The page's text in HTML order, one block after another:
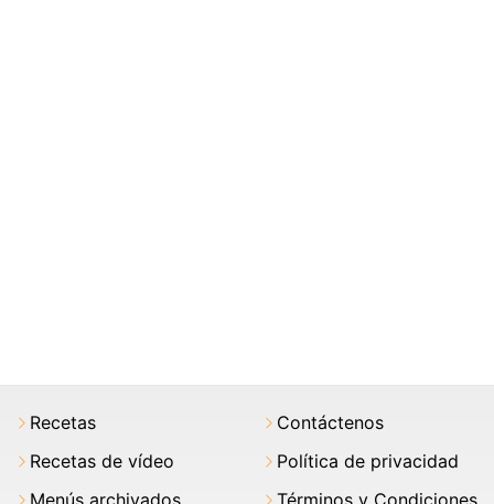
Recetas
Recetas de vídeo
Contáctenos
Política de privacidad